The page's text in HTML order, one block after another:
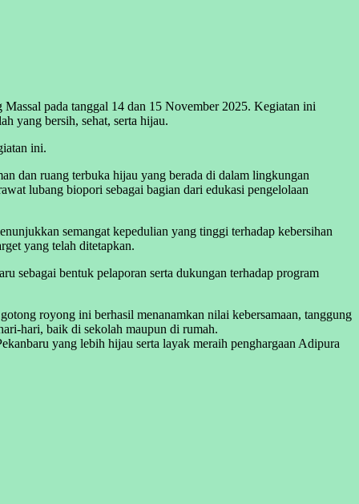
pada tanggal 14 dan 15 November 2025. Kegiatan ini
yang bersih, sehat, serta hijau.
ini.
dan ruang terbuka hijau yang berada di dalam lingkungan
lubang biopori sebagai bagian dari edukasi pengelolaan
semangat kepedulian yang tinggi terhadap kebersihan
yang telah ditetapkan.
sebagai bentuk pelaporan serta dukungan terhadap program
royong ini berhasil menanamkan nilai kebersamaan, tanggung
hari, baik di sekolah maupun di rumah.
yang lebih hijau serta layak meraih penghargaan Adipura